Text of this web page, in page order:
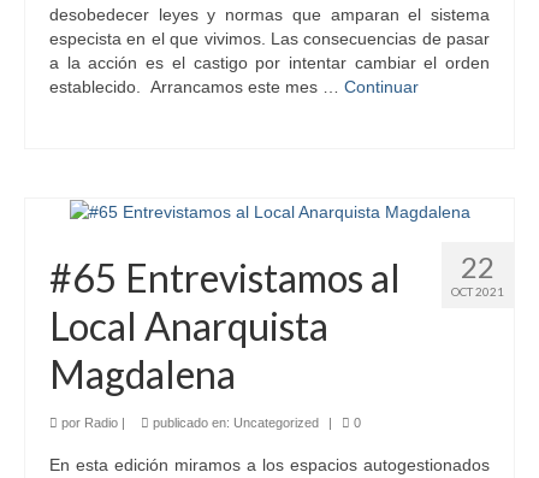
desobedecer leyes y normas que amparan el sistema
especista en el que vivimos. Las consecuencias de pasar
a la acción es el castigo por intentar cambiar el orden
establecido. Arrancamos este mes … Continuar
22
OCT 2021
#65 Entrevistamos al
Local Anarquista
Magdalena
por Radio | publicado en: Uncategorized | 0
En esta edición miramos a los espacios autogestionados